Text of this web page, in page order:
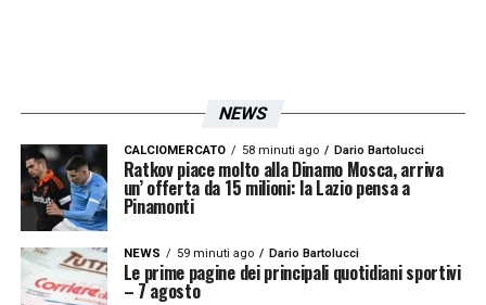
NEWS
CALCIOMERCATO 58 minuti ago Dario Bartolucci
Ratkov piace molto alla Dinamo Mosca, arriva
un’ offerta da 15 milioni: la Lazio pensa a
Pinamonti
NEWS 59 minuti ago Dario Bartolucci
Le prime pagine dei principali quotidiani sportivi
– 7 agosto